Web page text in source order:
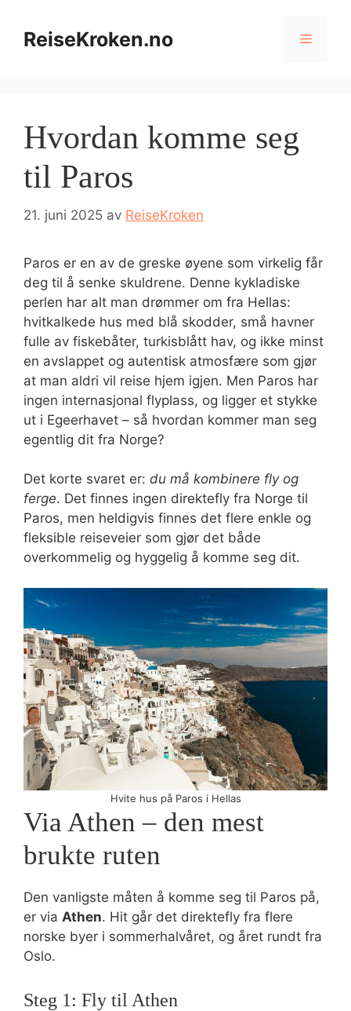
innholdReiseKroken.no Meny
Hvordan komme seg
til Paros
21. juni 2025 av ReiseKroken
Paros er en av de greske øyene som virkelig får
deg til å senke skuldrene. Denne kykladiske
perlen har alt man drømmer om fra Hellas:
hvitkalkede hus med blå skodder, små havner
fulle av fiskebåter, turkisblått hav, og ikke minst
en avslappet og autentisk atmosfære som gjør
at man aldri vil reise hjem igjen. Men Paros har
ingen internasjonal flyplass, og ligger et stykke
ut i Egeerhavet – så hvordan kommer man seg
egentlig dit fra Norge?
Det korte svaret er: du må kombinere fly og
ferge. Det finnes ingen direktefly fra Norge til
Paros, men heldigvis finnes det flere enkle og
fleksible reiseveier som gjør det både
overkommelig og hyggelig å komme seg dit.
Hvite hus på Paros i Hellas
Via Athen – den mest
brukte ruten
Den vanligste måten å komme seg til Paros på,
er via Athen. Hit går det direktefly fra flere
norske byer i sommerhalvåret, og året rundt fra
Oslo.
Steg 1: Fly til Athen